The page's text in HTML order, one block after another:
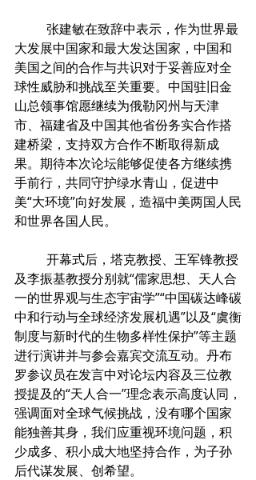
大发展中国家和最大发达国家，中国和
美国之间的合作与共识对于妥善应对全
球性威胁和挑战至关重要。中国驻旧金
山总领事馆愿继续为俄勒冈州与天津
市、福建省及中国其他省份务实合作搭
建桥梁，支持双方合作不断取得新成
果。期待本次论坛能够促使各方继续携
手前行，共同守护绿水青山，促进中
美“大环境”向好发展，造福中美两国人民
和世界各国人民。
及李振基教授分别就“儒家思想、天人合
一的世界观与生态宇宙学”“中国碳达峰碳
中和行动与全球经济发展机遇”以及“虞衡
制度与新时代的生物多样性保护”等主题
进行演讲并与参会嘉宾交流互动。丹布
罗参议员在发言中对论坛内容及三位教
授提及的“天人合一”理念表示高度认同，
强调面对全球气候挑战，没有哪个国家
能独善其身，我们应重视环境问题，积
少成多、积小成大地坚持合作，为子孙
后代谋发展、创希望。